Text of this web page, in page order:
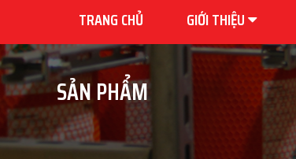
TRANG CHỦ GIỚI THIỆU
SẢN PHẨM